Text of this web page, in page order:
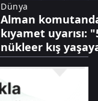
Dünya
Alman
kıyamet uyarısı:
nükleer kış